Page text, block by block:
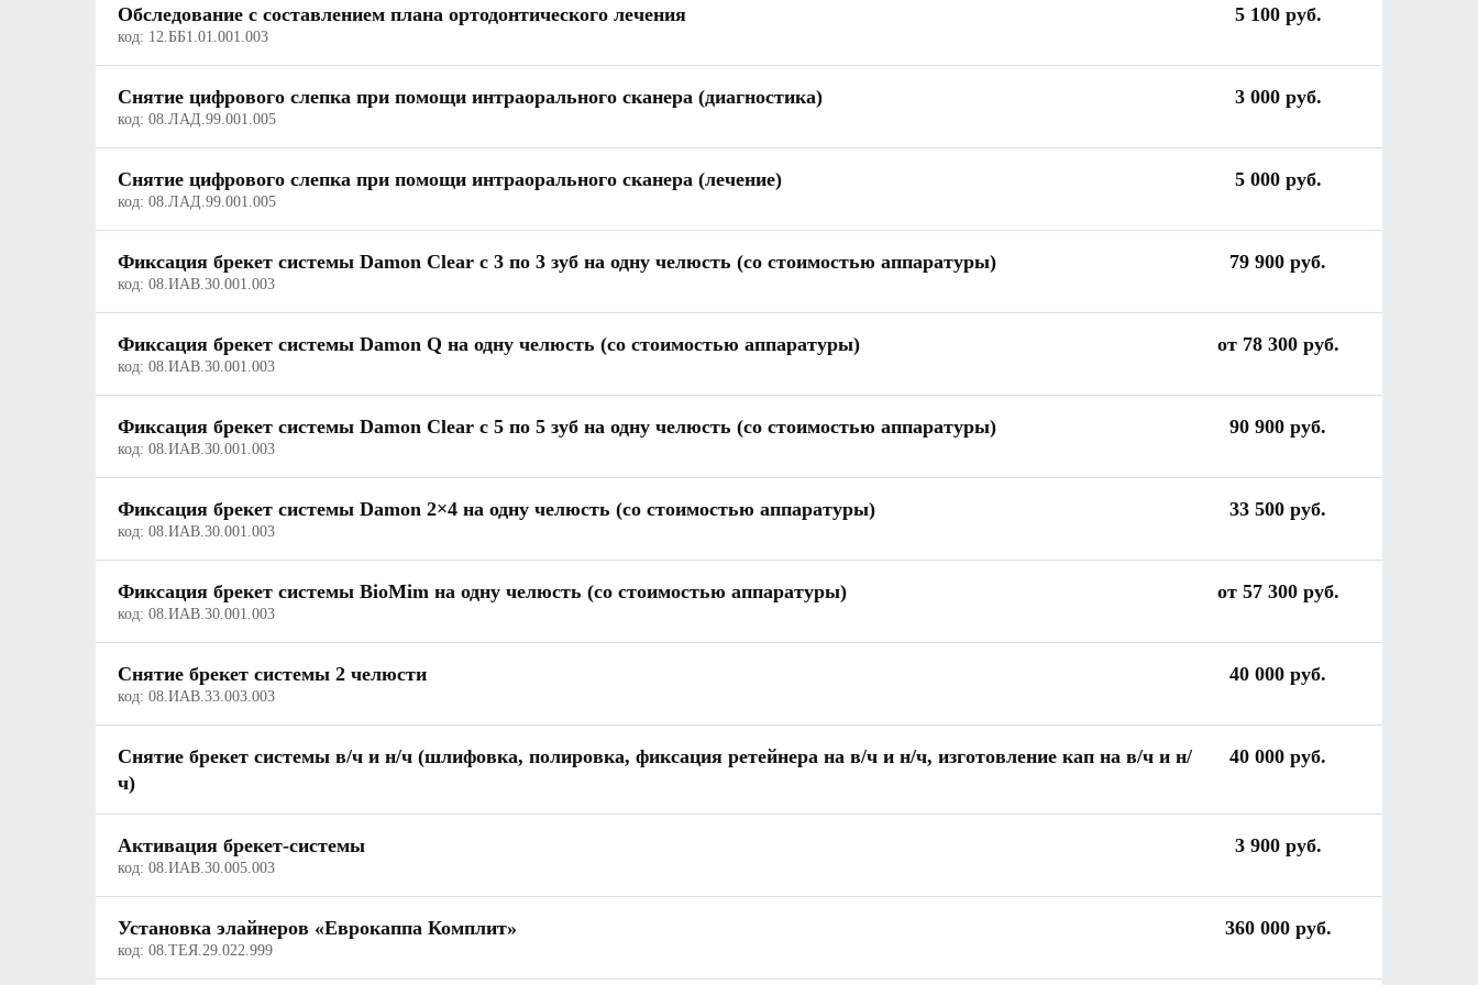
Обследование с составлением плана ортодонтического лечения
код: 12.ББ1.01.001.003
5 100 руб.
Снятие цифрового слепка при помощи интраорального сканера (диагностика)
код: 08.ЛАД.99.001.005
3 000 руб.
Снятие цифрового слепка при помощи интраорального сканера (лечение)
код: 08.ЛАД.99.001.005
5 000 руб.
Фиксация брекет системы Damon Clear с 3 по 3 зуб на одну челюсть (со стоимостью аппаратуры)
код: 08.ИАВ.30.001.003
79 900 руб.
Фиксация брекет системы Damon Q на одну челюсть (со стоимостью аппаратуры)
код: 08.ИАВ.30.001.003
от 78 300 руб.
Фиксация брекет системы Damon Clear с 5 по 5 зуб на одну челюсть (со стоимостью аппаратуры)
код: 08.ИАВ.30.001.003
90 900 руб.
Фиксация брекет системы Damon 2×4 на одну челюсть (со стоимостью аппаратуры)
код: 08.ИАВ.30.001.003
33 500 руб.
Фиксация брекет системы BioMim на одну челюсть (со стоимостью аппаратуры)
код: 08.ИАВ.30.001.003
от 57 300 руб.
Снятие брекет системы 2 челюсти
код: 08.ИАВ.33.003.003
40 000 руб.
Снятие брекет системы в/ч и н/ч (шлифовка, полировка, фиксация ретейнера на в/ч и н/ч, изготовление кап на в/ч и н/
ч)
40 000 руб.
Активация брекет-системы
код: 08.ИАВ.30.005.003
3 900 руб.
Установка элайнеров «Еврокаппа Комплит»
код: 08.ТЕЯ.29.022.999
360 000 руб.